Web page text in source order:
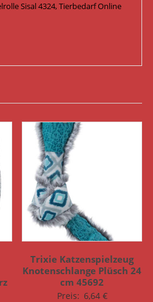
Sisal 4324, Tierbedarf Online
Trixie Katzenspielzeug
Knotenschlange Plüsch 24
cm 45692
Preis: 6,64 €